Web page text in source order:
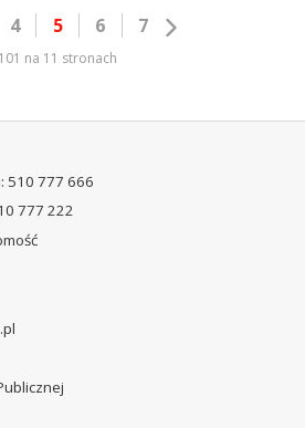
4 5 6 7
101 na 11 stronach
510 777 666
777 222